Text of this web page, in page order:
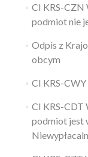
CI KRS-CZN
podmiot nie
Odpis z
obcym
CI KRS-
CI KRS-CDT
podmiot jest